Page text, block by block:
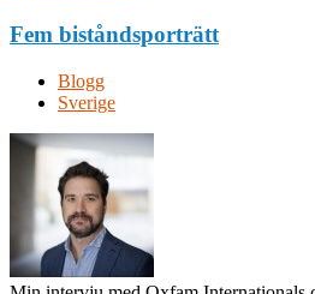
Fem biståndsporträtt
Blogg
Sverige